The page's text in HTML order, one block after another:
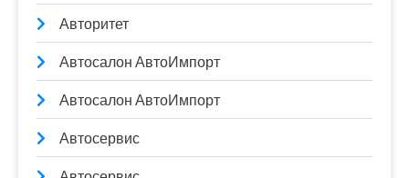
Авторитет
Автосалон АвтоИмпорт
Автосалон АвтоИмпорт
Автосервис